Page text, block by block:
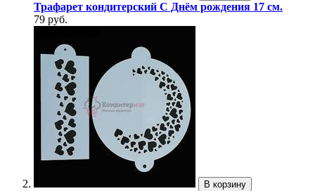
Трафарет кондитерский С Днём рождения 17 см.
79 руб.
В корзину